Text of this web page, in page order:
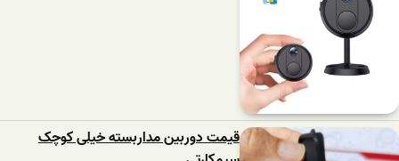
قیمت دوربین مداربسته خیلی کوچک